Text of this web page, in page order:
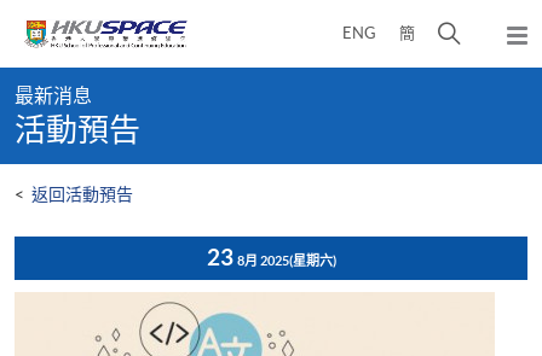
content
ENG 簡
開
彈
出
content
start
最新消息
活動預告
< 返回活動預告
23 8月 2025(星期六)